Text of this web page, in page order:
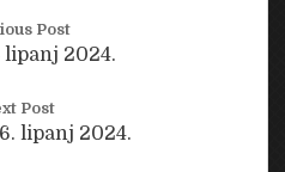
Post
lipanj 2024.
Post
lipanj 2024.